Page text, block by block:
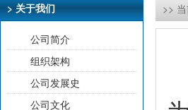
> 关于我们
公司简介
组织架构
公司发展史
公司文化
>>